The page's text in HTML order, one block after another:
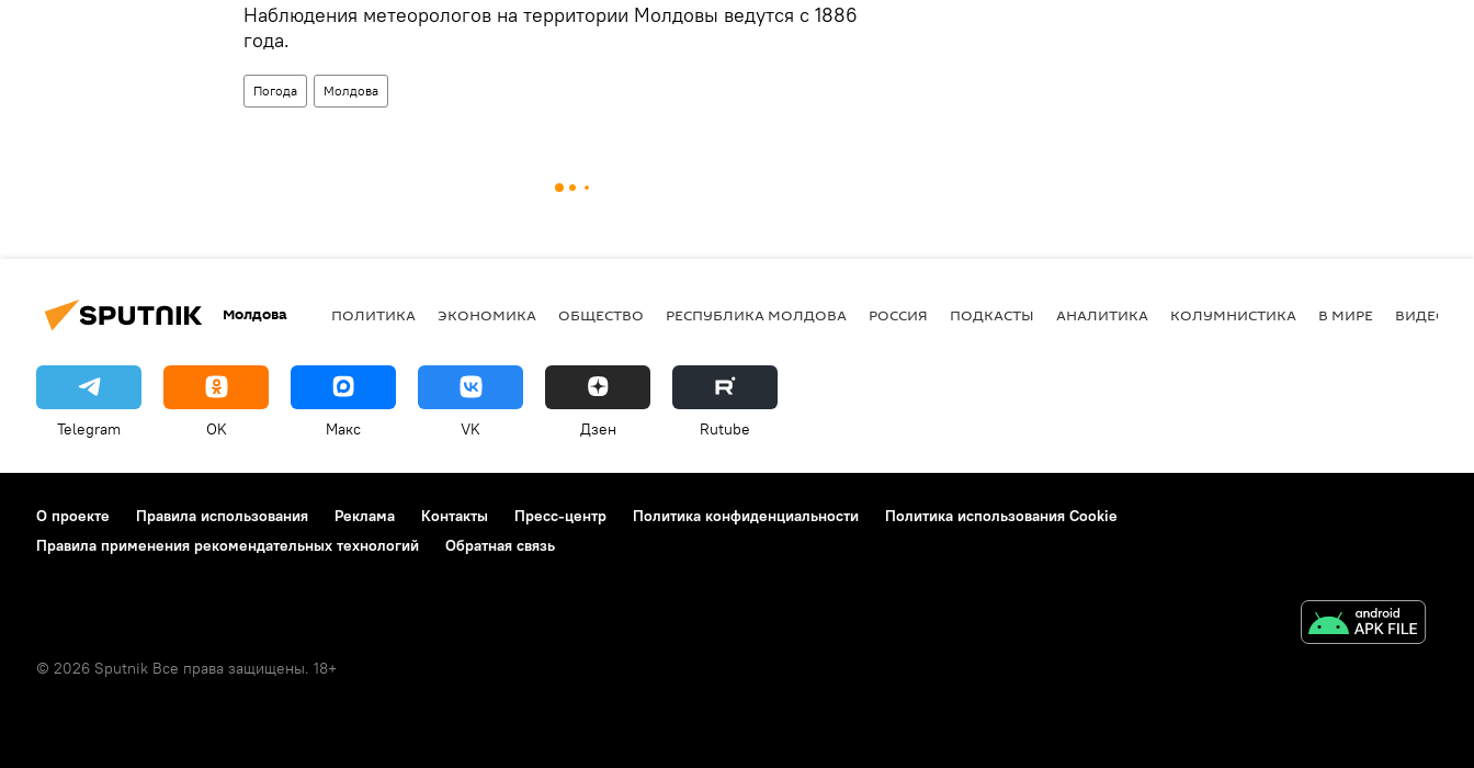
Наблюдения метеорологов на территории Молдовы ведутся с 1886
года.
Погода Молдова
Молдова ПОЛИТИКА ЭКОНОМИКА ОБЩЕСТВО РЕСПУБЛИКА МОЛДОВА РОССИЯ ПОДКАСТЫ АНАЛИТИКА КОЛУМНИСТИКА В МИРЕ ВИДЕО
Telegram OK Макс VK Дзен Rutube
О проекте Правила использования Реклама Контакты Пресс-центр Политика конфиденциальности
Политика использования Cookie
Правила применения рекомендательных технологий
Обратная связь
© 2026 Sputnik Все права защищены. 18+